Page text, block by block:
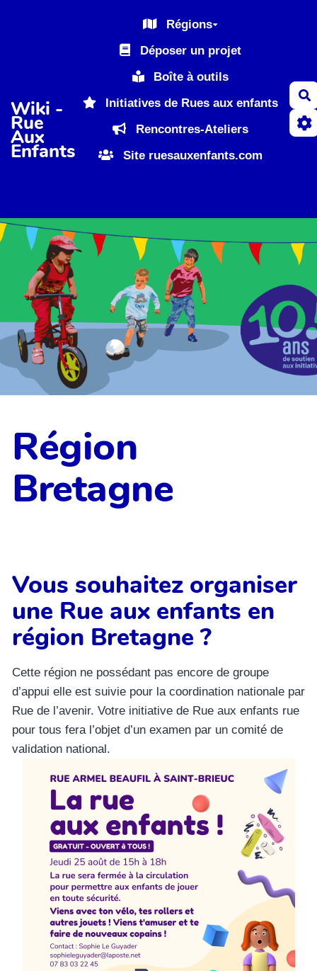
Aller au contenu principal
Wiki -
Rue
Aux
Enfants
Régions
Déposer un projet
Boîte à outils
Initiatives de Rues aux enfants
Rencontres-Ateliers
Site ruesauxenfants.com
Région
Bretagne
Vous souhaitez organiser
une Rue aux enfants en
région Bretagne ?
Cette région ne possédant pas encore de groupe
d’appui elle est suivie pour la coordination nationale par
Rue de l’avenir. Votre initiative de Rue aux enfants rue
pour tous fera l’objet d’un examen par un comité de
validation national.